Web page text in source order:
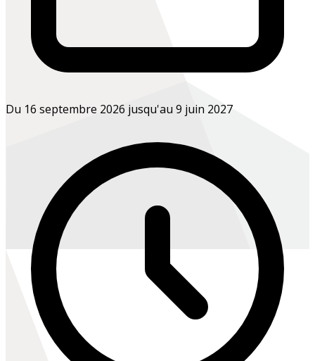
Du 16 septembre 2026 jusqu'au 9 juin 2027